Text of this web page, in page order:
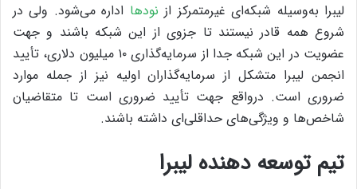
لیبرا به‌وسیله‌ شبکه‌ای غیرمتمرکز از نودها اداره می‌شود. ولی در
شروع همه قادر نیستند تا جزوی از این شبکه باشند و جهت
عضویت در این شبکه جدا از سرمایه‌گذاری ۱۰ میلیون دلاری، تأیید
انجمن لیبرا متشکل از سرمایه‌گذاران اولیه نیز از جمله موارد
ضروری است. درواقع جهت تأیید ضروری است تا متقاضیان
شاخص‌ها و ویژگی‌های حداقلی‌ای داشته باشند.
تیم توسعه‌ دهنده لیبرا